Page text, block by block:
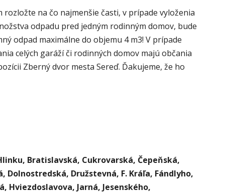
na čo najmenšie časti, v prípade vyloženia
odpadu pred jedným rodinným domov, bude
odpad maximálne do objemu 4 m3! V prípade
celých garáží či rodinných domov majú občania
Zberný dvor mesta Sereď. Ďakujeme, že ho
Bratislavská, Cukrovarská, Čepeňská,
Dolnostredská, Družstevná, F. Kráľa, Fándlyho,
Hviezdoslavova, Jarná, Jesenského,